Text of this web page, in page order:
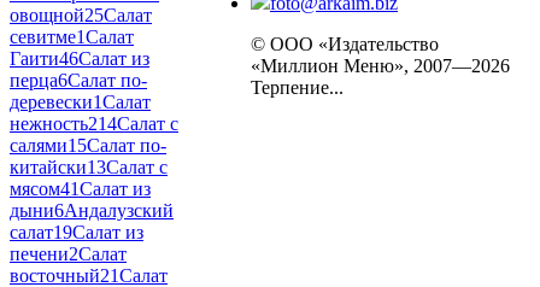
овощной25Салат
севитме1Салат
Гаити46Салат из
перца6Салат по-
деревески1Салат
нежность214Салат с
салями15Салат по-
китайски13Салат с
мясом41Салат из
дыни6Андалузский
салат19Салат из
печени2Салат
восточный21Салат
© ООО «Издательство
«Миллион Меню», 2007—2026
Терпение...